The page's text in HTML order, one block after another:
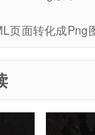
页面转化成Png